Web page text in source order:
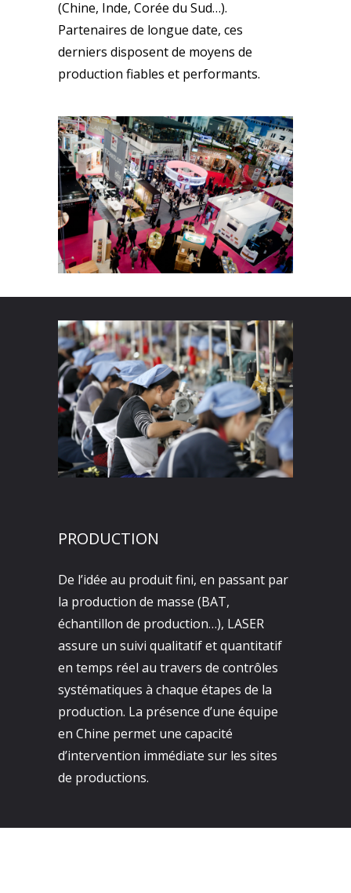
(Chine, Inde, Corée du Sud…).
Partenaires de longue date, ces
derniers disposent de moyens de
production fiables et performants.
PRODUCTION
De l’idée au produit fini, en passant par
la production de masse (BAT,
échantillon de production…), LASER
assure un suivi qualitatif et quantitatif
en temps réel au travers de contrôles
systématiques à chaque étapes de la
production. La présence d’une équipe
en Chine permet une capacité
d’intervention immédiate sur les sites
de productions.